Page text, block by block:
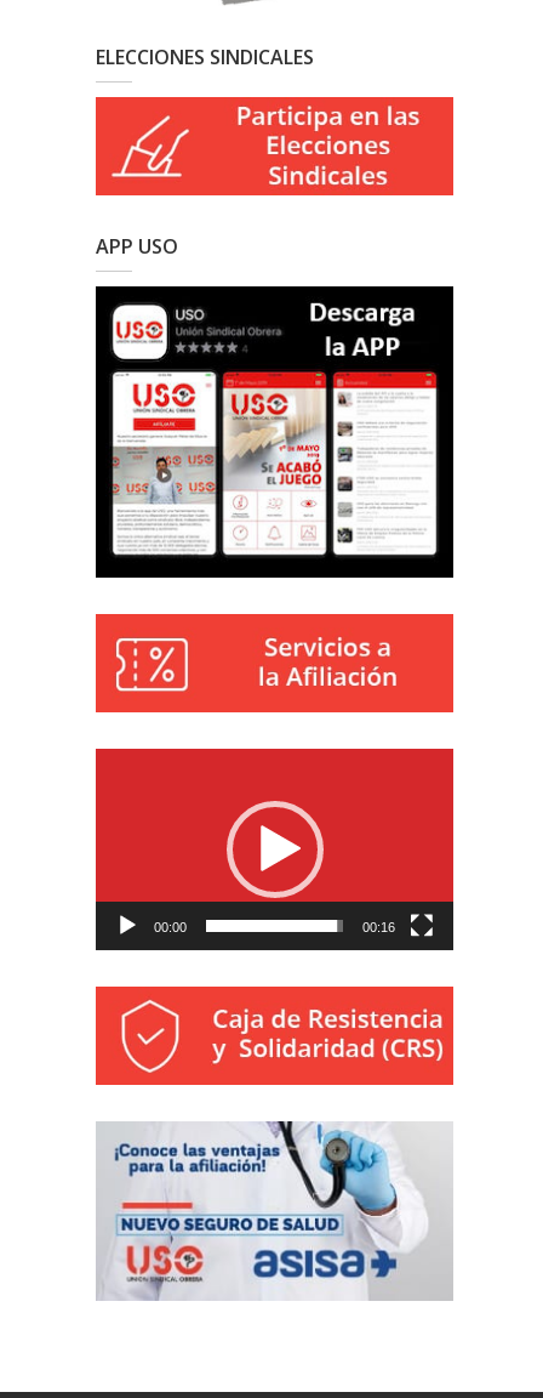
ELECCIONES SINDICALES
APP USO
00:00 00:16